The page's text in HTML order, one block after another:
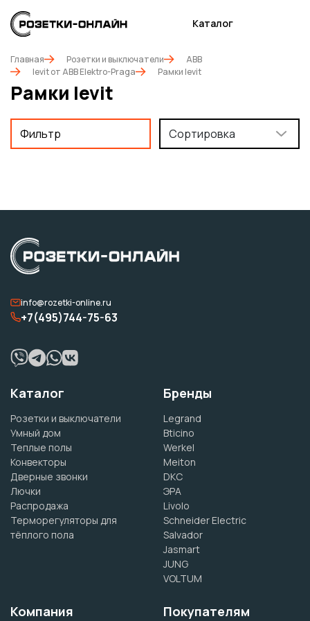
Каталог
Главная Розетки и выключатели
ABB
levit от ABB Elektro-Praga
Рамки levit
Рамки levit
Фильтр Сортировка
info@rozetki-online.ru
+7(495)744-75-63
Каталог
Розетки и выключатели
Умный дом
Теплые полы
Конвекторы
Дверные звонки
Лючки
Распродажа
Терморегуляторы для
тёплого пола
Бренды
Legrand
Bticino
Werkel
Meiton
DKC
ЭРА
Livolo
Schneider Electric
Salvador
Jasmart
JUNG
VOLTUM
Компания Покупателям